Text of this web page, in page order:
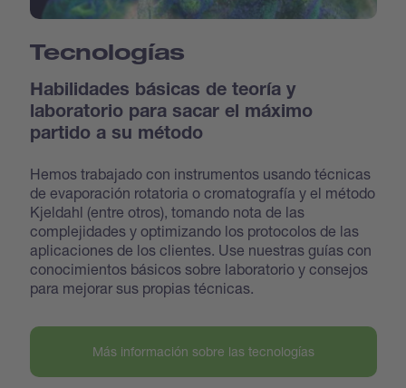
Tecnologías
Habilidades básicas de teoría y
laboratorio para sacar el máximo
partido a su método
Hemos trabajado con instrumentos usando técnicas
de evaporación rotatoria o cromatografía y el método
Kjeldahl (entre otros), tomando nota de las
complejidades y optimizando los protocolos de las
aplicaciones de los clientes. Use nuestras guías con
conocimientos básicos sobre laboratorio y consejos
para mejorar sus propias técnicas.
Más información sobre las tecnologías